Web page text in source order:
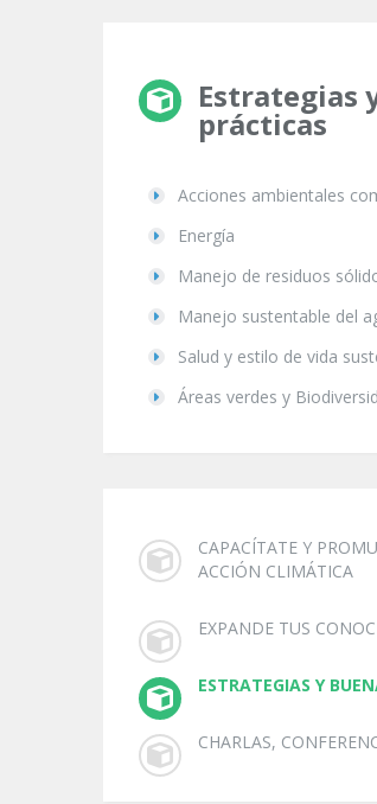
Estrategias
prácticas
Acciones ambientales
Energía
Manejo de residuos
Manejo sustentable del
Salud y estilo de vida
Áreas verdes y
CAPACÍTATE Y
ACCIÓN CLIMÁTICA
EXPANDE TUS
ESTRATEGIAS Y
CHARLAS,